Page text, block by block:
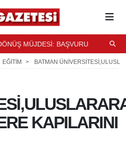
MÜJDESİ: BAŞVURU İÇİN 4 AY
EĞİTİM BATMAN
KAPILARINI